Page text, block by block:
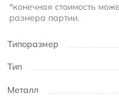
Типоразмер
Тип
Металл
*конечная стоимость
размера партии.